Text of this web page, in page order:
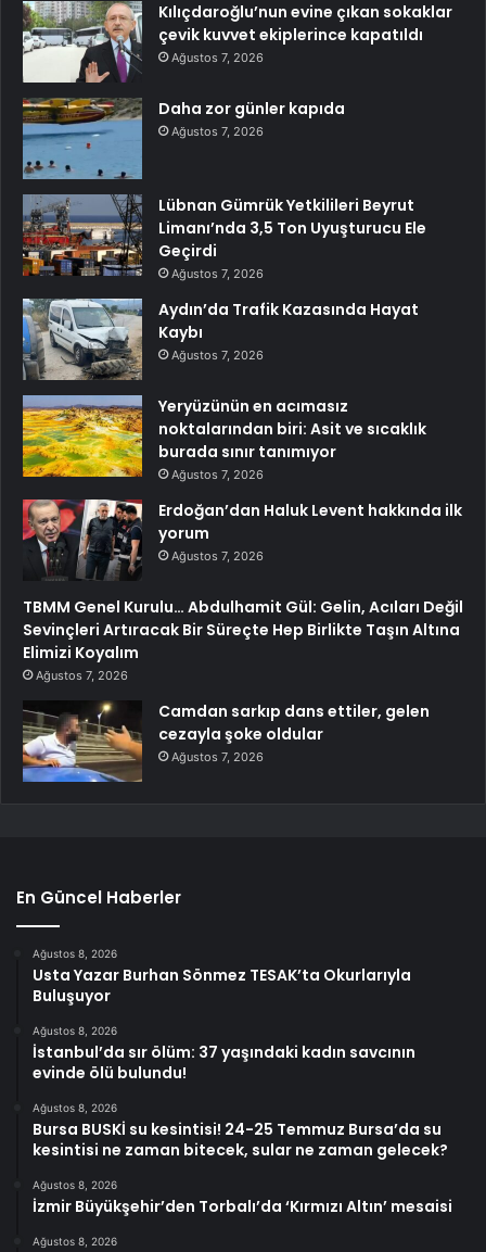
Kılıçdaroğlu’nun evine çıkan sokaklar
çevik kuvvet ekiplerince kapatıldı
Ağustos 7, 2026
Daha zor günler kapıda
Ağustos 7, 2026
Lübnan Gümrük Yetkilileri Beyrut
Limanı’nda 3,5 Ton Uyuşturucu Ele
Geçirdi
Ağustos 7, 2026
Aydın’da Trafik Kazasında Hayat
Kaybı
Ağustos 7, 2026
Yeryüzünün en acımasız
noktalarından biri: Asit ve sıcaklık
burada sınır tanımıyor
Ağustos 7, 2026
Erdoğan’dan Haluk Levent hakkında ilk
yorum
Ağustos 7, 2026
TBMM Genel Kurulu… Abdulhamit Gül: Gelin, Acıları Değil
Sevinçleri Artıracak Bir Süreçte Hep Birlikte Taşın Altına
Elimizi Koyalım
Ağustos 7, 2026
Camdan sarkıp dans ettiler, gelen
cezayla şoke oldular
Ağustos 7, 2026
En Güncel Haberler
Ağustos 8, 2026
Usta Yazar Burhan Sönmez TESAK’ta Okurlarıyla
Buluşuyor
Ağustos 8, 2026
İstanbul’da sır ölüm: 37 yaşındaki kadın savcının
evinde ölü bulundu!
Ağustos 8, 2026
Bursa BUSKİ su kesintisi! 24-25 Temmuz Bursa’da su
kesintisi ne zaman bitecek, sular ne zaman gelecek?
Ağustos 8, 2026
İzmir Büyükşehir’den Torbalı’da ‘Kırmızı Altın’ mesaisi
Ağustos 8, 2026